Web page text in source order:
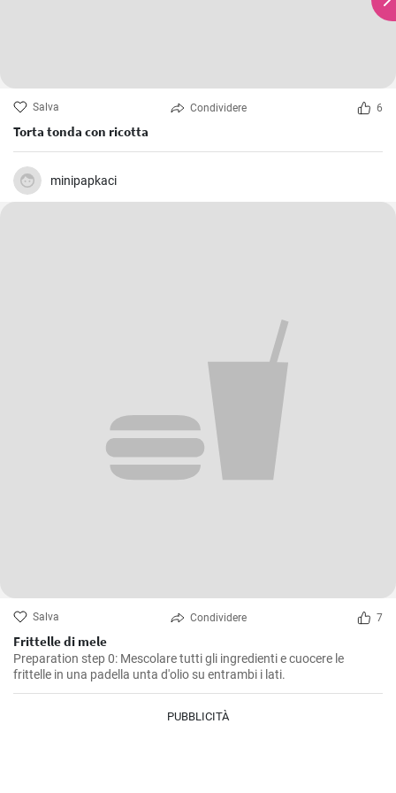
Salva Condividere 6
Torta tonda con ricotta
minipapkaci
Salva Condividere 7
Frittelle di mele
Preparation step 0: Mescolare tutti gli ingredienti e cuocere le
frittelle in una padella unta d'olio su entrambi i lati.
PUBBLICITÀ